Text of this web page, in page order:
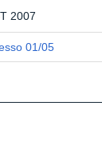
2007
01/05